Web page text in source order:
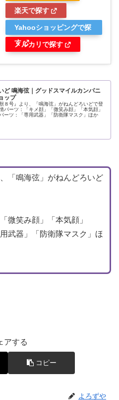
楽天で探す
Yahooショッピングで探
す
メルカリで探す
ど 鳴海弦｜グッドスマイルカンパニ
ップ
８号』より、「鳴海弦」がねんどろいどで登
パーツ：「キメ顔」「微笑み顔」「本気顔」
ーツ：「専用武器」「防衛隊マスク」ほか
「鳴海弦」がねんどろいど
微笑み顔」「本気顔」
武器」「防衛隊マスク」ほ
アする
コピー
よろずや